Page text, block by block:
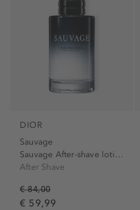
DIOR
Sauvage
Sauvage After-shave lotion
After Shave
€ 84,00
€ 59,99